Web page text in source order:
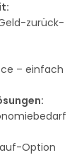
zurück-
– einfach
Option